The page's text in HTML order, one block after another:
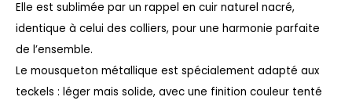
Elle est sublimée par un rappel en cuir naturel nacré,
identique à celui des colliers, pour une harmonie parfaite
de l’ensemble.
Le mousqueton métallique est spécialement adapté aux
teckels : léger mais solide, avec une finition couleur tenté